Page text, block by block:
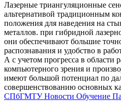
Лазерные триангуляционные
альтернативой традиционным
положения для наведения на
металлов. при гибридной
они обеспечивают большие
распознавания и удобство в
А с учетом прогресса в области
компьютерного зрения и
имеют большой потенциал по
совершенствованию основных
СПбГМТУНовости Обучение